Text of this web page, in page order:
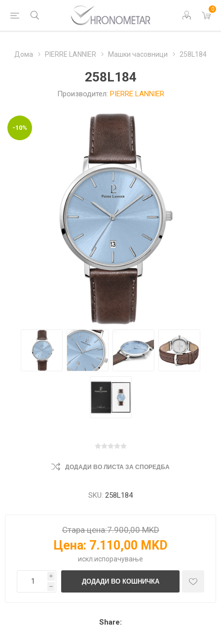
0
Дома PIERRE LANNIER Машки часовници 258L184
258L184
Производител: PIERRE LANNIER
-10%
ДОДАДИ ВО ЛИСТА ЗА СПОРЕДБА
SKU: 258L184
Стара цена:7.900,00 MKD
Цена: 7.110,00 MKD
искл. испорачување
i
h
Share: